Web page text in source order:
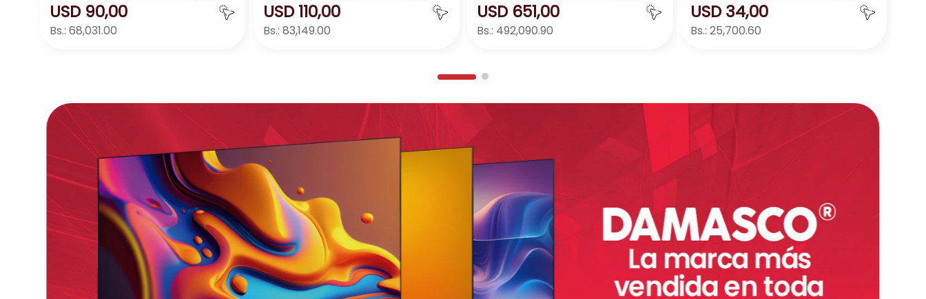
USD 90,00
Bs.: 68,031.00
USD 110,00
Bs.: 83,149.00
USD 651,00
Bs.: 492,090.90
USD 34,00
Bs.: 25,700.60